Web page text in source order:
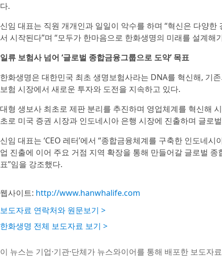
다.
신임 대표는 직원 개개인과 일일이 악수를 하며 “혁신은 다양
서 시작된다”며 “모두가 한마음으로 한화생명의 미래를 설계해
일류 보험사 넘어 ‘글로벌 종합금융그룹으로 도약’ 목표
한화생명은 대한민국 최초 생명보험사라는 DNA를 혁신해, 기
보험 시장에서 새로운 투자와 도전을 지속하고 있다.
대형 생보사 최초로 제판 분리를 추진하며 영업체계를 혁신해
초로 미국 증권 시장과 인도네시아 은행 시장에 진출하며 글로
신임 대표는 ‘CEO 레터’에서 “종합금융체계를 구축한 인도네
업 진출에 이어 주요 거점 지역 확장을 통해 만들어갈 글로벌
표”임을 강조했다.
웹사이트: http://www.hanwhalife.com
보도자료 연락처와 원문보기 >
한화생명 전체 보도자료 보기 >
이 뉴스는 기업·기관·단체가 뉴스와이어를 통해 배포한 보도자